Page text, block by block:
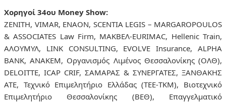
Χορηγοί 34ου Money Show:
ZENITH, VIMAR, ENAON, SCENTIA LEGIS – MARGAROPOULOS
& ASSOCIATES Law Firm, ΜΑΚΒΕΛ-EURIMAC, Hellenic Train,
ΑΛΟΥΜΥΛ, LINK CONSULTING, EVOLVE Insurance, ALPHA
BANK, ΑΝΑΚΕΜ, Οργανισμός Λιμένος Θεσσαλονίκης (ΟΛΘ),
DELOITTE, ICAP CRIF, ΣΑΜΑΡΑΣ & ΣΥΝΕΡΓΑΤΕΣ, ΞΑΝΘΑΚΗΣ
ΑΤΕ, Τεχνικό Επιμελητήριο Ελλάδας (ΤΕΕ-TKM), Βιοτεχνικό
Επιμελητήριο Θεσσαλονίκης (ΒΕΘ), Επαγγελματικό